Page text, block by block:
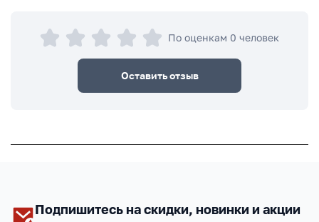
По оценкам 0 человек
Оставить отзыв
Подпишитесь на скидки, новинки и акции